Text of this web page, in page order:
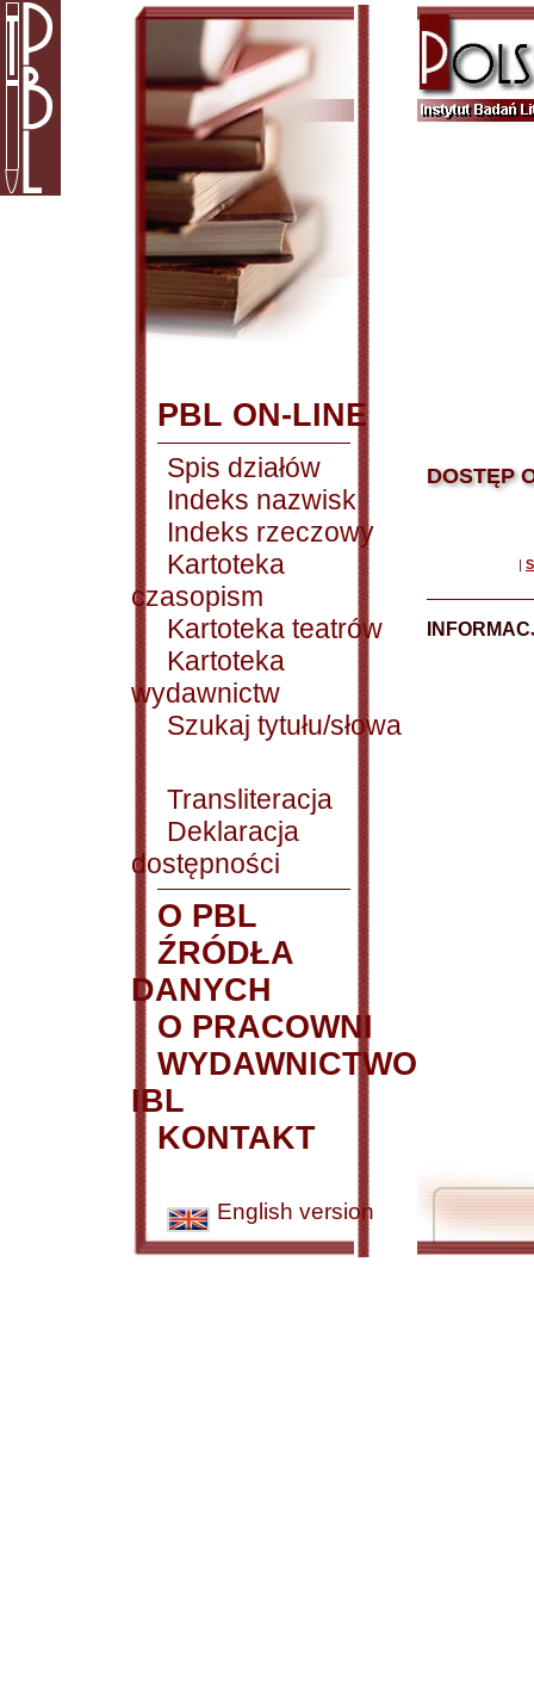
PBL ON-LINE
Spis działów
Indeks nazwisk
Indeks rzeczowy
Kartoteka
czasopism
Kartoteka teatrów
Kartoteka
wydawnictw
Szukaj tytułu/słowa
Transliteracja
Deklaracja
dostępności
O PBL
ŹRÓDŁA
DANYCH
O PRACOWNI
WYDAWNICTWO
IBL
KONTAKT
English version
DOSTĘP
|